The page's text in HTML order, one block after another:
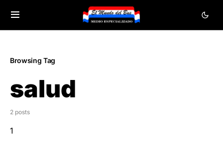
Browsing Tag
salud
2 posts
1